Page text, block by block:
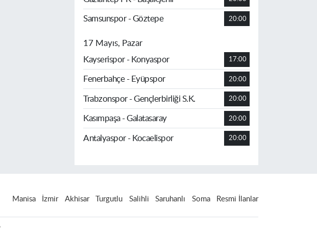
Samsunspor - Göztepe 20:00
17 Mayıs, Pazar
Kayserispor - Konyaspor
17:00
Fenerbahçe - Eyüpspor 20:00
Trabzonspor - Gençlerbirliği S.K. 20:00
Kasımpaşa - Galatasaray 20:00
Antalyaspor - Kocaelispor 20:00
Manisa İzmir Akhisar Turgutlu Salihli Saruhanlı Soma Resmi İlanlar